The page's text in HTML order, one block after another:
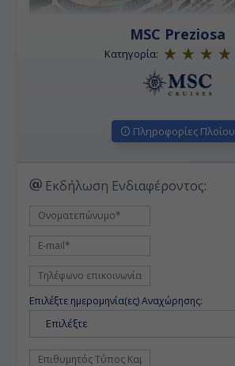
MSC Preziosa
Κατηγορία:
Πληροφορίες Πλοίου
Εκδήλωση Ενδιαφέροντος:
Επιλέξτε ημερομηνία(ες) Αναχώρησης:
Επιλέξτε